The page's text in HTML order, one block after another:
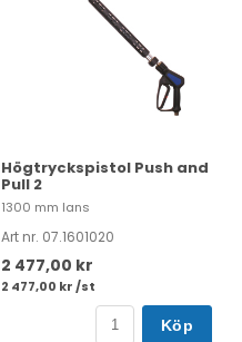
Högtryckspistol Push and
Pull 2
1300 mm lans
Art nr. 07.1601020
2 477,00 kr
2 477,00 kr /st
Köp